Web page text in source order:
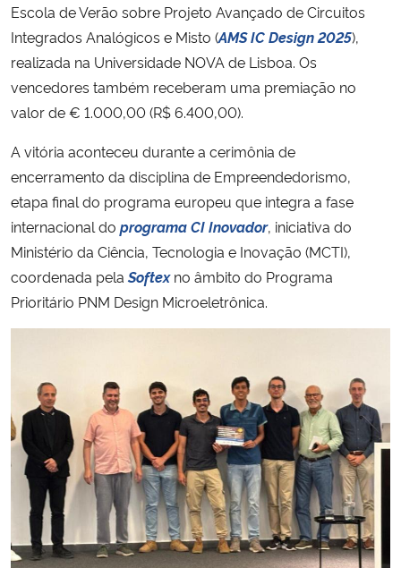
Controladoria-Geral da União
Ministério da Mulher, da Família e dos Direitos Humanos
Secretaria de Governo
Gabinete de Segurança Institucional
Advocacia-Geral da União
Escola de Verão sobre Projeto Avançado de Circuitos
Integrados Analógicos e Misto (AMS IC Design 2025),
realizada na Universidade NOVA de Lisboa. Os
vencedores também receberam uma premiação no
valor de € 1.000,00 (R$ 6.400,00).
A vitória aconteceu durante a cerimônia de
encerramento da disciplina de Empreendedorismo,
etapa final do programa europeu que integra a fase
internacional do programa CI Inovador, iniciativa do
Ministério da Ciência, Tecnologia e Inovação (MCTI),
coordenada pelaSoftexno âmbito do Programa
Prioritário PNM Design Microeletrônica.